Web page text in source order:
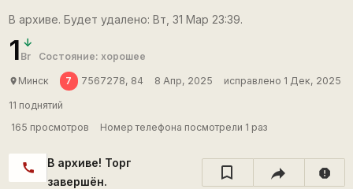
В архиве. Будет удалено: Вт, 31 Мар 23:39.
1 Br Состояние: хорошее
place Минск 7 7567278, 84 8 Апр, 2025 исправлено 1 Дек, 2025
11 поднятий
165 просмотров
Номер телефона посмотрели 1 раз
call
В архиве! Торг
завершён.
report